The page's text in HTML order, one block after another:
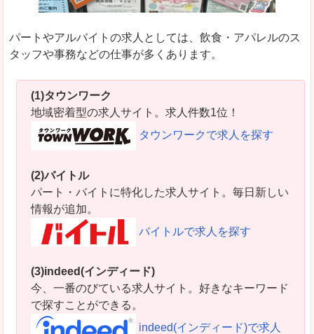
パートやアルバイトの求人としては、飲食・アパレルのス
タッフや事務などの仕事が多くあります。
(1)タウンワーク
地域密着型の求人サイト。求人件数1位！
タウンワークで求人を探す
(2)バイトル
パート・バイトに特化した求人サイト。毎日新しい
情報が追加。
バイトルで求人を探す
(3)indeed(インディード)
今、一番のびている求人サイト。好きなキーワード
で探すことができる。
indeed(インディード)で求人